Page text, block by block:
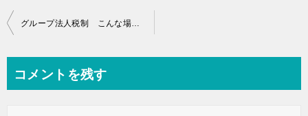
投
ビ
グループ法人税制 こんな場合は「法人による完全支配関係」になるの？
コメントを残す